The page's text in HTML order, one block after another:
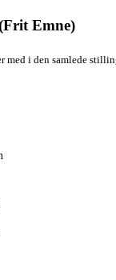
Emne)
med i den samlede